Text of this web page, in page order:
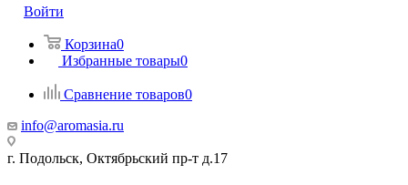
Войти
Корзина0
Избранные товары0
Сравнение товаров0
info@aromasia.ru
г. Подольск, Октябрьский пр-т д.17